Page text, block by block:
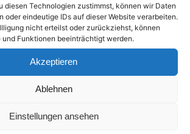
diesen Technologien zustimmst, können wir Daten
oder eindeutige IDs auf dieser Website verarbeiten.
nicht erteilst oder zurückziehst, können
und Funktionen beeinträchtigt werden.
Akzeptieren
Ablehnen
Einstellungen ansehen
ab 12 Jahren
,bisexuelle Nebenrolle
lädt Max (François Cluzet)
denen er vieles weiß, aber